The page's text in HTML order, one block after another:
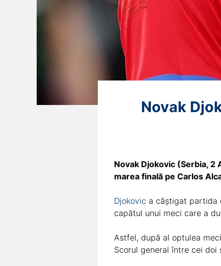
Novak
Novak Djokovic (Serbia, 2
marea finală pe Carlos
Djokovic a câștigat partida
capătul unui meci care a
Astfel, după al optulea
Scorul general între cei